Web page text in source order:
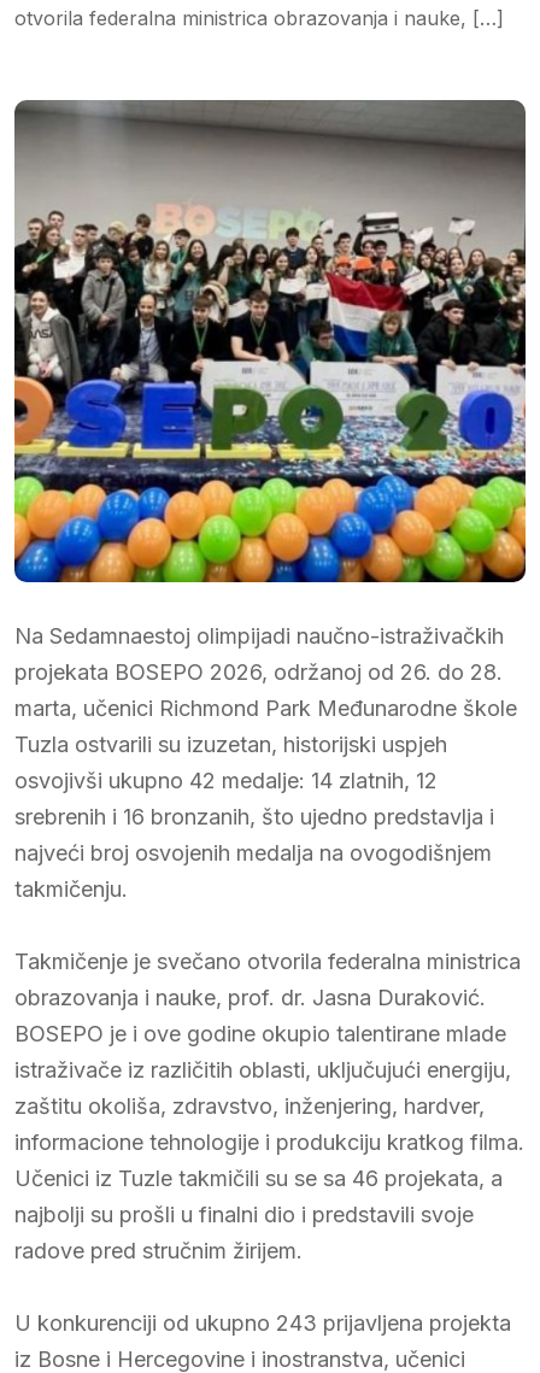
otvorila federalna ministrica obrazovanja i nauke, […]
Na Sedamnaestoj olimpijadi naučno-istraživačkih
projekata BOSEPO 2026, održanoj od 26. do 28.
marta, učenici Richmond Park Međunarodne škole
Tuzla ostvarili su izuzetan, historijski uspjeh
osvojivši ukupno 42 medalje: 14 zlatnih, 12
srebrenih i 16 bronzanih, što ujedno predstavlja i
najveći broj osvojenih medalja na ovogodišnjem
takmičenju.
Takmičenje je svečano otvorila federalna ministrica
obrazovanja i nauke, prof. dr. Jasna Duraković.
BOSEPO je i ove godine okupio talentirane mlade
istraživače iz različitih oblasti, uključujući energiju,
zaštitu okoliša, zdravstvo, inženjering, hardver,
informacione tehnologije i produkciju kratkog filma.
Učenici iz Tuzle takmičili su se sa 46 projekata, a
najbolji su prošli u finalni dio i predstavili svoje
radove pred stručnim žirijem.
U konkurenciji od ukupno 243 prijavljena projekta
iz Bosne i Hercegovine i inostranstva, učenici